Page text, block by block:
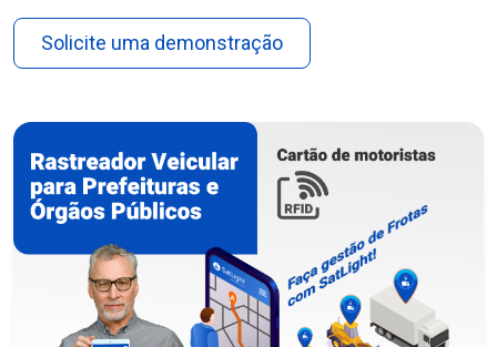
Solicite uma demonstração